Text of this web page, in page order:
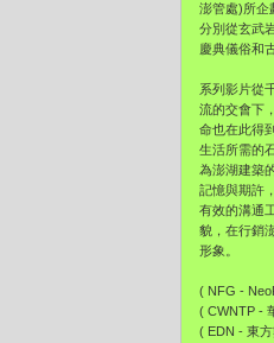
澎管處)所企
分別從玄武
慶典儀俗和
系列影片從
流的交會下
命也在此得
生活所需的
為澎湖建築
記憶與期許
有效的溝通
貌，在行銷
形象。
( NFG -
( CWNTP -
( EDN - 東